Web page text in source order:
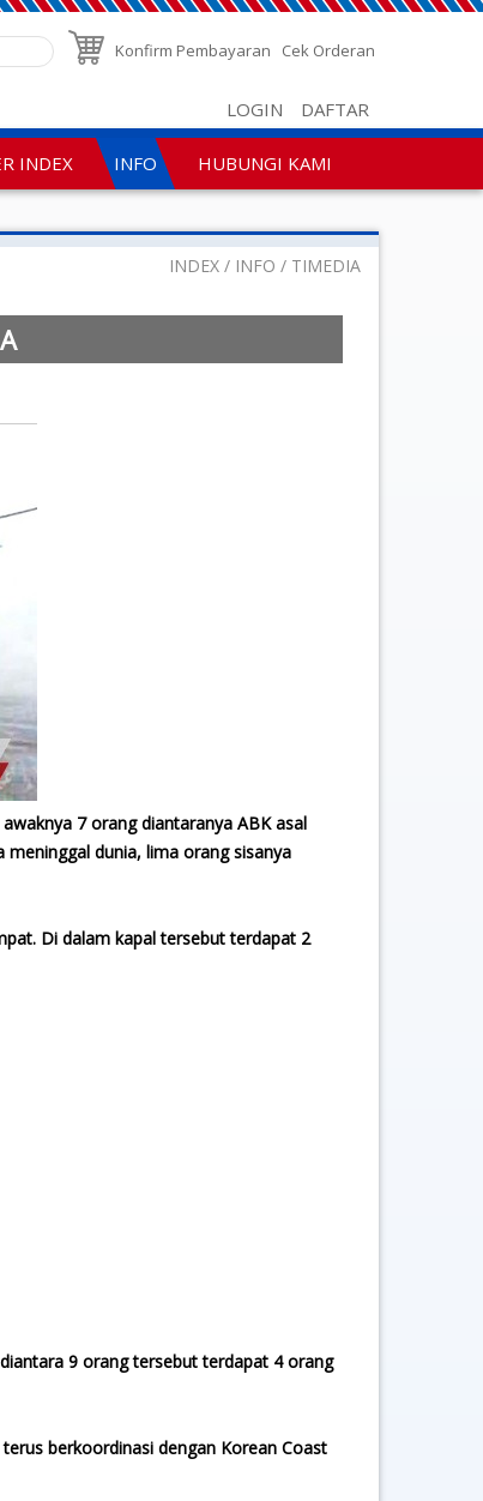
Konfirm Pembayaran Cek Orderan
LOGIN DAFTAR
INDEX INFO HUBUNGI KAMI
INDEX INFO TIMEDIA
7 orang diantaranya ABK asal
dunia, lima orang sisanya
Di dalam kapal tersebut terdapat 2
9 orang tersebut terdapat 4 orang
berkoordinasi dengan Korean Coast